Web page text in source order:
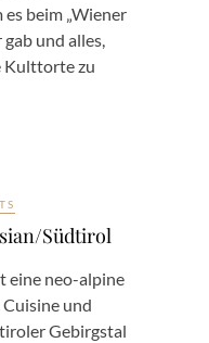
beim „Wiener
und alles,
Kulttorte zu
Südtirol
eine neo-alpine
und
Gebirgstal